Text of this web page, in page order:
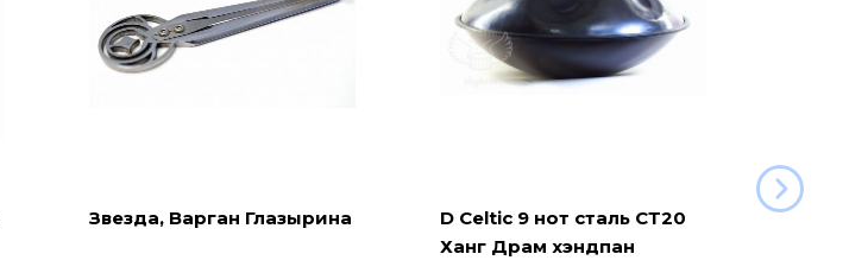
Звезда, Варган Глазырина
D Celtic 9 нот сталь СТ20
Ханг Драм хэндпан
Баян